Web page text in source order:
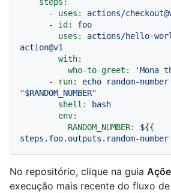
-
uses:
actions/
-
id:
foo
uses:
actions/hello-
action@v1
with:
who-to-greet:
'Mona
-
run: echo
random-number
"$RANDOM_NUMBER"
shell:
bash
env:
RANDOM_NUMBER:
${{
steps.foo.outputs.random-number
No repositório, clique na guia
execução mais recente do fluxo